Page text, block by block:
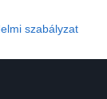
szabályzat